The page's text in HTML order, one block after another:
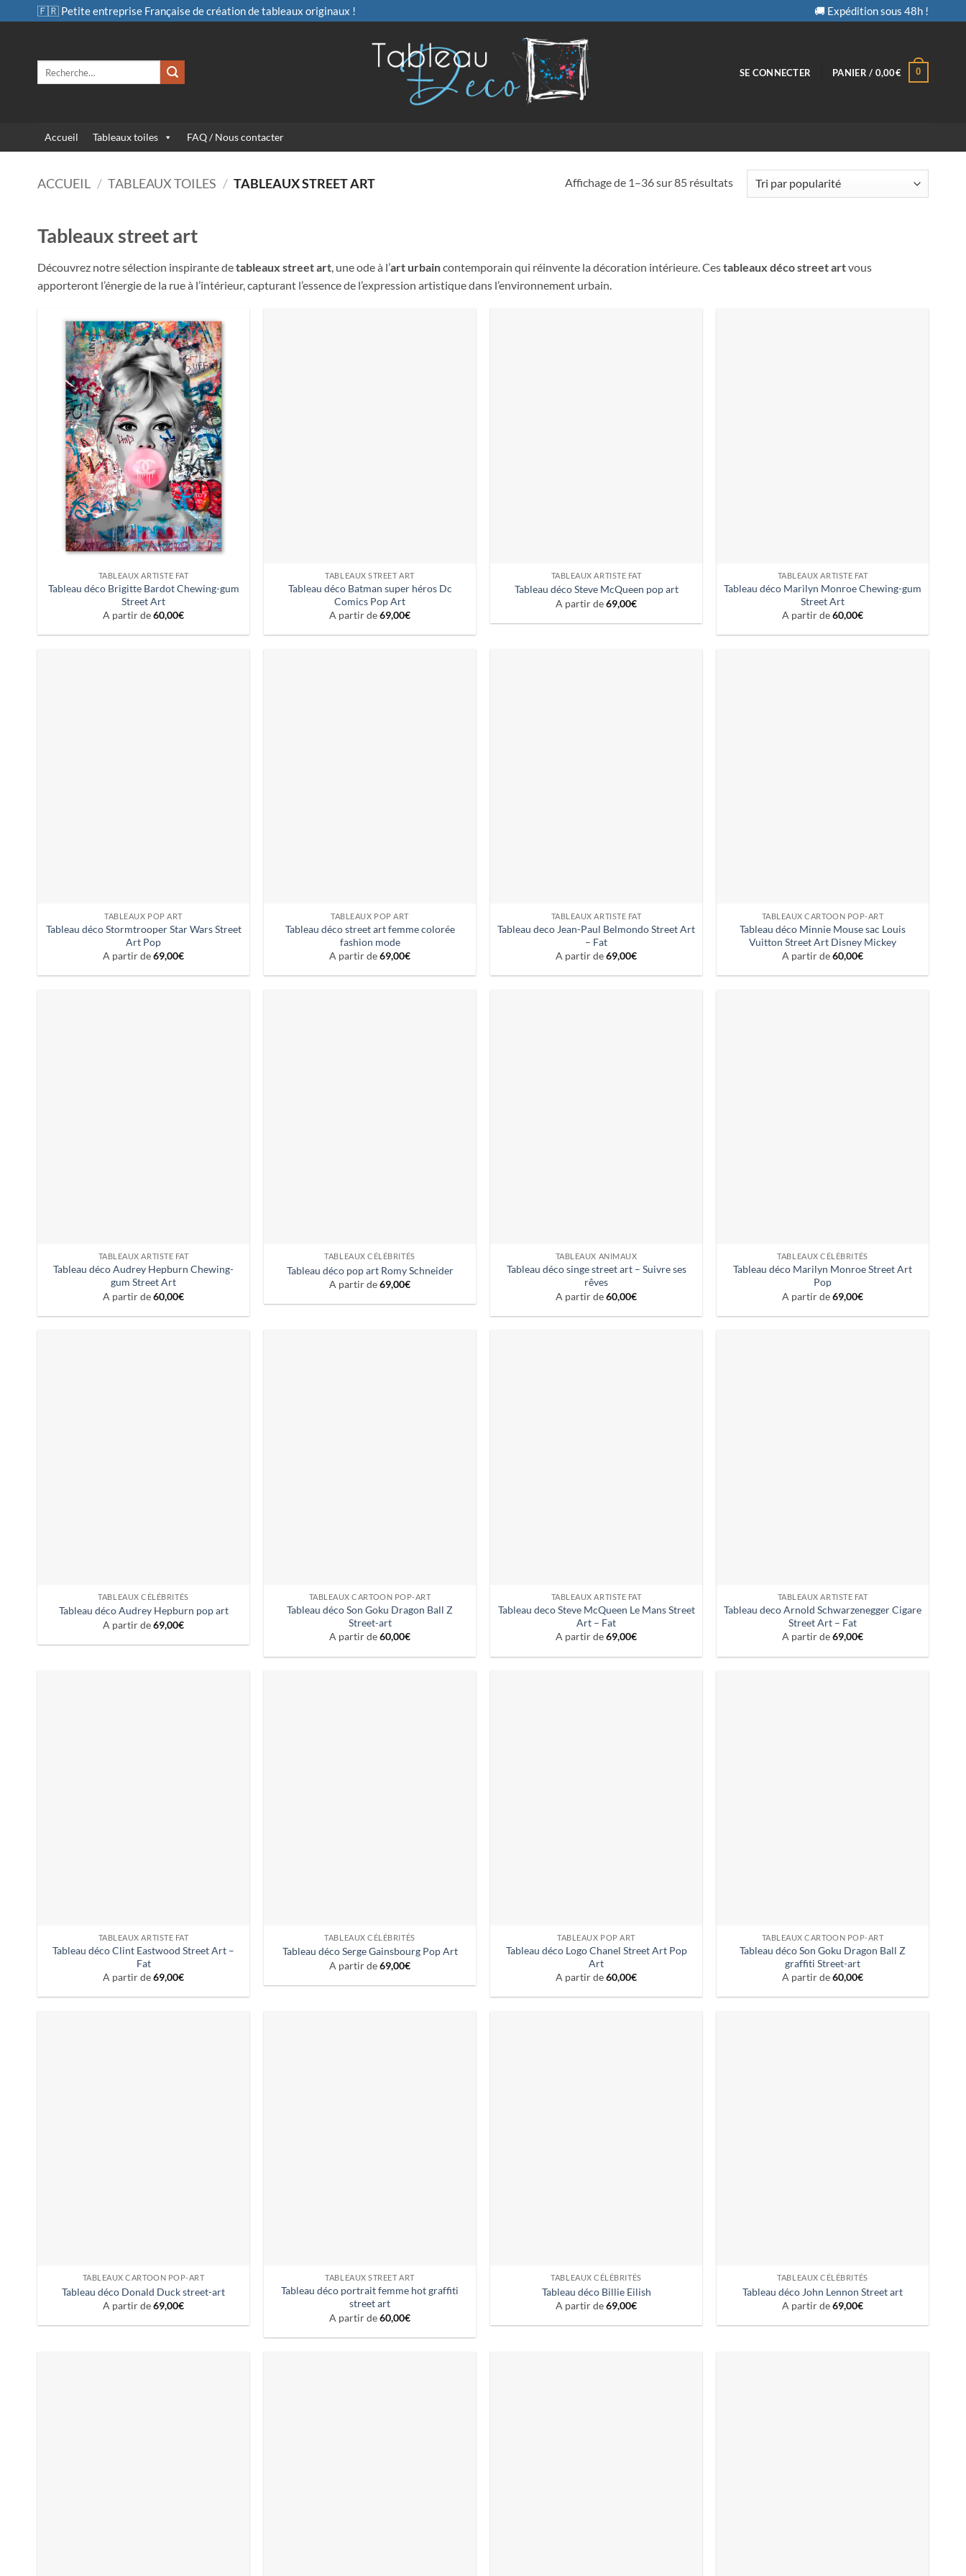
au
🇫🇷 Petite entreprise Française de création de tableaux originaux ! 🚚 Expédition sous 48h !
SE CONNECTER PANIER / 0,00€ 0
Accueil Tableaux toiles FAQ / Nous contacter
ACCUEIL / TABLEAUX TOILES / TABLEAUX STREET ART Affichage de 1–36 sur 85 résultatsTrié
par
Tableaux street art
Découvrez notre sélection inspirante detableaux street art , une ode à l’art urbaincontemporain qui réinvente la décoration intérieure. Cestableaux déco street artvous
apporteront l’énergie de la rue à l’intérieur, capturant l’essence de l’expression artistique dans l’environnement urbain.
TABLEAUX ARTISTE FAT
Tableau déco Brigitte Bardot Chewing-gum
Street Art
A partir de60,00€
TABLEAUX STREET ART
Tableau déco Batman super héros Dc
Comics Pop Art
A partir de69,00€
TABLEAUX ARTISTE FAT
Tableau déco Steve McQueen pop art
A partir de69,00€
TABLEAUX ARTISTE FAT
Tableau déco Marilyn Monroe Chewing-gum
Street Art
A partir de60,00€
TABLEAUX POP ART
Tableau déco Stormtrooper Star Wars Street
Art Pop
A partir de69,00€
TABLEAUX POP ART
Tableau déco street art femme colorée
fashion mode
A partir de69,00€
TABLEAUX ARTISTE FAT
Tableau deco Jean-Paul Belmondo Street Art
– Fat
A partir de69,00€
TABLEAUX CARTOON POP-ART
Tableau déco Minnie Mouse sac Louis
Vuitton Street Art Disney Mickey
A partir de60,00€
TABLEAUX ARTISTE FAT
Tableau déco Audrey Hepburn Chewing-
gum Street Art
A partir de60,00€
TABLEAUX CÉLÉBRITÉS
Tableau déco pop art Romy Schneider
A partir de69,00€
TABLEAUX ANIMAUX
Tableau déco singe street art – Suivre ses
rêves
A partir de60,00€
TABLEAUX CÉLÉBRITÉS
Tableau déco Marilyn Monroe Street Art
Pop
A partir de69,00€
TABLEAUX CÉLÉBRITÉS
Tableau déco Audrey Hepburn pop art
A partir de69,00€
TABLEAUX CARTOON POP-ART
Tableau déco Son Goku Dragon Ball Z
Street-art
A partir de60,00€
TABLEAUX ARTISTE FAT
Tableau deco Steve McQueen Le Mans Street
Art – Fat
A partir de69,00€
TABLEAUX ARTISTE FAT
Tableau deco Arnold Schwarzenegger Cigare
Street Art – Fat
A partir de69,00€
TABLEAUX ARTISTE FAT
Tableau déco Clint Eastwood Street Art –
Fat
A partir de69,00€
TABLEAUX CÉLÉBRITÉS
Tableau déco Serge Gainsbourg Pop Art
A partir de69,00€
TABLEAUX POP ART
Tableau déco Logo Chanel Street Art Pop
Art
A partir de60,00€
TABLEAUX CARTOON POP-ART
Tableau déco Son Goku Dragon Ball Z
graffiti Street-art
A partir de60,00€
TABLEAUX CARTOON POP-ART
Tableau déco Donald Duck street-art
A partir de69,00€
TABLEAUX STREET ART
Tableau déco portrait femme hot graffiti
street art
A partir de60,00€
TABLEAUX CÉLÉBRITÉS
Tableau déco Billie Eilish
A partir de69,00€
TABLEAUX CÉLÉBRITÉS
Tableau déco John Lennon Street art
A partir de69,00€